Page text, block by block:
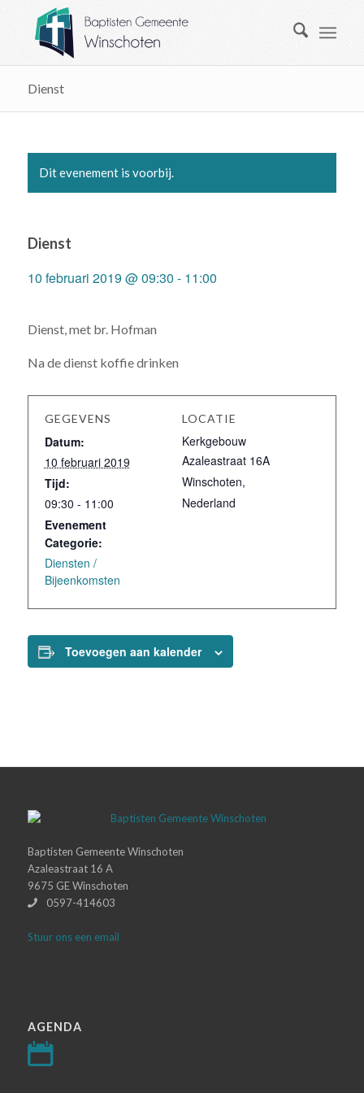
Dienst
Dit evenement is voorbij.
Dienst
10 februari 2019 @ 09:30 - 11:00
Dienst, met br. Hofman
Na de dienst koffie drinken
GEGEVENS
Datum:
10 februari 2019
Tijd:
09:30 - 11:00
Evenement
Categorie:
Diensten /
Bijeenkomsten
LOCATIE
Kerkgebouw
Azaleastraat 16A
Winschoten,
Nederland
Toevoegen aan kalender
Baptisten Gemeente Winschoten
Azaleastraat 16 A
9675 GE Winschoten
0597-414603
Stuur ons een email
AGENDA